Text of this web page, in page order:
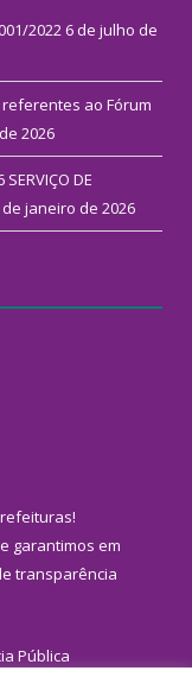
2022 6 de julho de
ao Fórum
2026
SERVIÇO DE
de janeiro de 2026
!
garantimos em
transparência
Pública